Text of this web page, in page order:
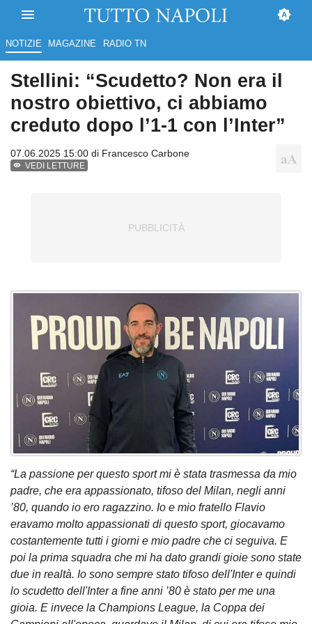
NOTIZIE MAGAZINE RADIO TN
Stellini: “Scudetto? Non era il
nostro obiettivo, ci abbiamo
creduto dopo l’1-1 con l’Inter”
07.06.2025 15:00 di Francesco Carbone
VEDI LETTURE
“La passione per questo sport mi è stata trasmessa da mio
padre, che era appassionato, tifoso del Milan, negli anni
’80, quando io ero ragazzino. Io e mio fratello Flavio
eravamo molto appassionati di questo sport, giocavamo
costantemente tutti i giorni e mio padre che ci seguiva. E
poi la prima squadra che mi ha dato grandi gioie sono state
due in realtà. Io sono sempre stato tifoso dell'Inter e quindi
lo scudetto dell'Inter a fine anni ’80 è stato per me una
gioia. E invece la Champions League, la Coppa dei